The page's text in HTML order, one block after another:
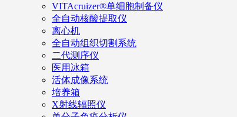
VITAcruizer®单细胞制备仪
全自动核酸提取仪
离心机
全自动组织切割系统
二代测序仪
医用冰箱
活体成像系统
培养箱
X射线辐照仪